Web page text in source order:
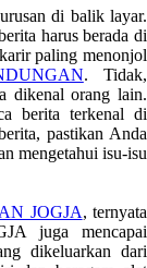
di balik layar.
harus berada di
paling menonjol
. Tidak,
dikenal orang lain.
berita terkenal di
pastikan Anda
mengetahui isu-isu
JOGJA, ternyata
juga mencapai
dikeluarkan dari